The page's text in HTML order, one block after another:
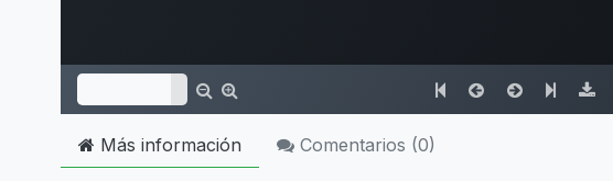
Más información Comentarios (0)